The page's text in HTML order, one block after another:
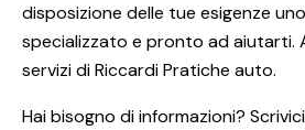
disposizione delle tue esigenze
specializzato e pronto ad aiutarti.
servizi di Riccardi Pratiche auto.
Hai bisogno di informazioni?